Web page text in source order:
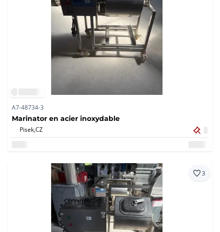
A7-48734-3
Marinator en acier inoxydable
Pisek,CZ
3